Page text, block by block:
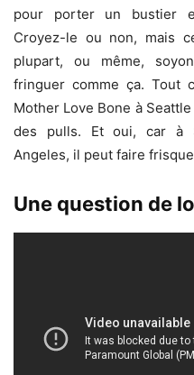
pour porter un bustier
Croyez-le ou non, mais
plupart, ou même,
fringuer comme ça. Tout
Mother Love Bone à
des pulls. Et oui, car à
Angeles, il peut faire
Une question de